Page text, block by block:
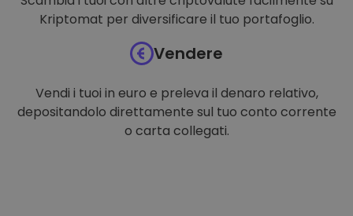
Kriptomat per diversificare il tuo portafoglio.
Vendere
Vendi i tuoi in euro e preleva il denaro relativo,
depositandolo direttamente sul tuo conto corrente
o carta collegati.